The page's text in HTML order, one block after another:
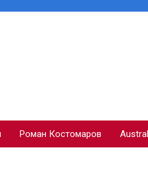
Роман Костомаров